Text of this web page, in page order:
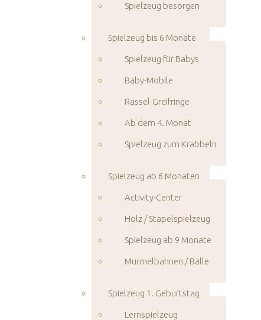
Spielzeug besorgen
Spielzeug bis 6 Monate
Spielzeug für Babys
Baby-Mobile
Rassel-Greifringe
Ab dem 4. Monat
Spielzeug zum Krabbeln
Spielzeug ab 6 Monaten
Activity-Center
Holz / Stapelspielzeug
Spielzeug ab 9 Monate
Murmelbahnen / Bälle
Spielzeug 1. Geburtstag
Lernspielzeug